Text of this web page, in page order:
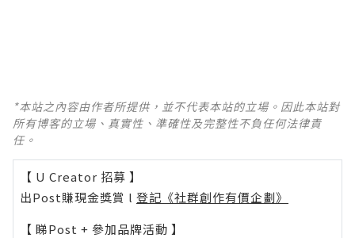
*本站之內容由作者所提供，並不代表本站的立場。因此本站對
所有博客的立場、真實性、準確性及完整性不負任何法律責
任。
【 U Creator 招募 】
出Post賺現金獎賞 l 登記《社群創作有價企劃》
【 睇Post + 參加品牌活動 】